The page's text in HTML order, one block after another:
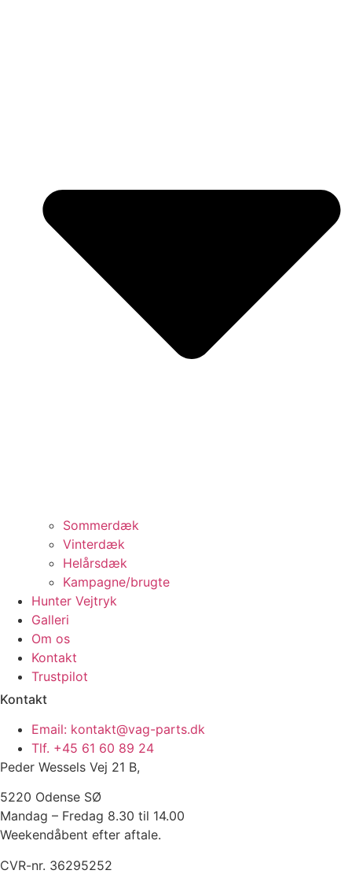
Sommerdæk
Vinterdæk
Helårsdæk
Kampagne/brugte
Hunter Vejtryk
Galleri
Om os
Kontakt
Trustpilot
Kontakt
Email: kontakt@vag-parts.dk
Tlf. +45 61 60 89 24
Peder Wessels Vej 21 B,
5220 Odense SØ
Mandag – Fredag 8.30 til 14.00
Weekendåbent efter aftale.
CVR-nr. 36295252